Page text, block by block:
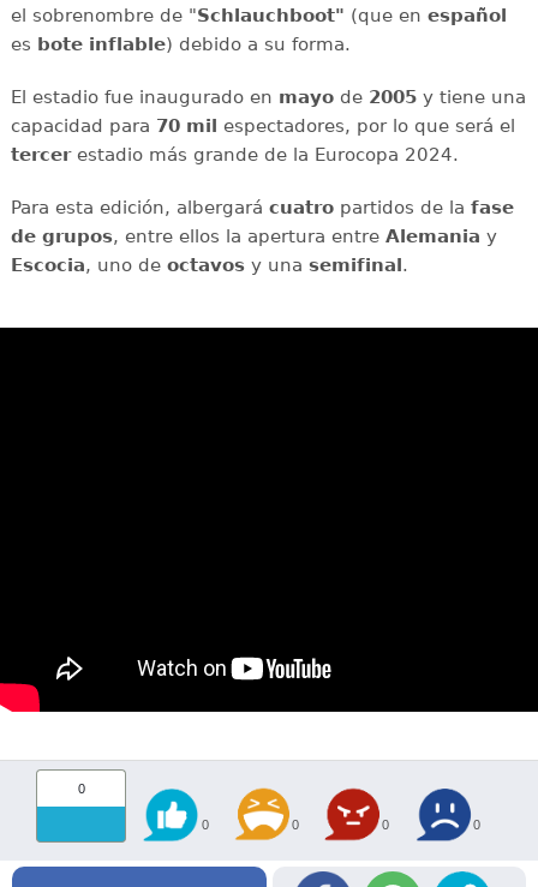
el sobrenombre de "Schlauchboot" (que en español
es bote inflable) debido a su forma.
El estadio fue inaugurado en mayode 2005y tiene una
capacidad para 70 mil espectadores, por lo que será el
tercerestadio más grande de la Eurocopa 2024.
Para esta edición, albergará cuatropartidos de la fase
de grupos, entre ellos la apertura entre Alemania y
Escocia, uno de octavosy una semifinal.
0
0 0 0 0